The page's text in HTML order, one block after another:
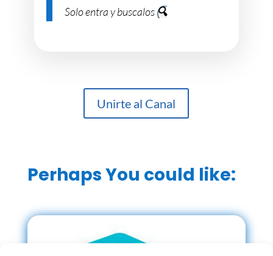
Solo entra y buscalos🔍
Unirte al Canal
Perhaps You could like: